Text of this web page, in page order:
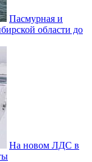
Пасмурная и
области до
На новом ЛДС в